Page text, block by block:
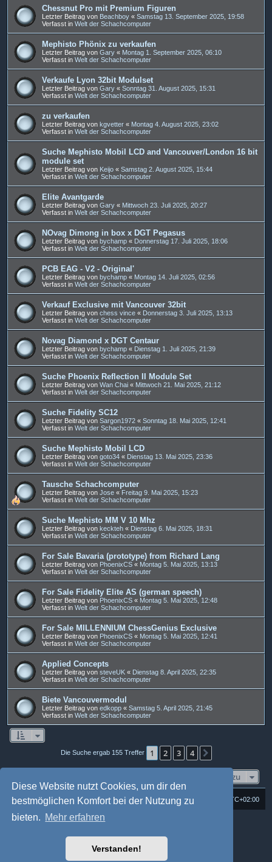
Diese Website nutzt Cookies, um dir den
bestmöglichen Komfort bei der Nutzung zu
bieten. Mehr erfahren
Verstanden!
Chessnut Pro mit Premium Figuren
Letzter Beitrag von Beachboy « Samstag 13. September 2025, 19:58
Verfasst in Welt der Schachcomputer
Mephisto Phönix zu verkaufen
Letzter Beitrag von Gary « Montag 1. September 2025, 06:10
Verfasst in Welt der Schachcomputer
Verkaufe Lyon 32bit Modulset
Letzter Beitrag von Gary « Sonntag 31. August 2025, 15:31
Verfasst in Welt der Schachcomputer
zu verkaufen
Letzter Beitrag von kgvetter « Montag 4. August 2025, 23:02
Verfasst in Welt der Schachcomputer
Suche Mephisto Mobil LCD and Vancouver/London 16 bit
module set
Letzter Beitrag von Keijo « Samstag 2. August 2025, 15:44
Verfasst in Welt der Schachcomputer
Elite Avantgarde
Letzter Beitrag von Gary « Mittwoch 23. Juli 2025, 20:27
Verfasst in Welt der Schachcomputer
NOvag Dimong in box x DGT Pegasus
Letzter Beitrag von bychamp « Donnerstag 17. Juli 2025, 18:06
Verfasst in Welt der Schachcomputer
PCB EAG - V2 - Original'
Letzter Beitrag von bychamp « Montag 14. Juli 2025, 02:56
Verfasst in Welt der Schachcomputer
Verkauf Exclusive mit Vancouver 32bit
Letzter Beitrag von chess vince « Donnerstag 3. Juli 2025, 13:13
Verfasst in Welt der Schachcomputer
Novag Diamond x DGT Centaur
Letzter Beitrag von bychamp « Dienstag 1. Juli 2025, 21:39
Verfasst in Welt der Schachcomputer
Suche Phoenix Reflection II Module Set
Letzter Beitrag von Wan Chai « Mittwoch 21. Mai 2025, 21:12
Verfasst in Welt der Schachcomputer
Suche Fidelity SC12
Letzter Beitrag von Sargon1972 « Sonntag 18. Mai 2025, 12:41
Verfasst in Welt der Schachcomputer
Suche Mephisto Mobil LCD
Letzter Beitrag von goto34 « Dienstag 13. Mai 2025, 23:36
Verfasst in Welt der Schachcomputer
Tausche Schachcomputer
Letzter Beitrag von Jose « Freitag 9. Mai 2025, 15:23
Verfasst in Welt der Schachcomputer
Suche Mephisto MM V 10 Mhz
Letzter Beitrag von keckteh « Dienstag 6. Mai 2025, 18:31
Verfasst in Welt der Schachcomputer
For Sale Bavaria (prototype) from Richard Lang
Letzter Beitrag von PhoenixCS « Montag 5. Mai 2025, 13:13
Verfasst in Welt der Schachcomputer
For Sale Fidelity Elite AS (german speech)
Letzter Beitrag von PhoenixCS « Montag 5. Mai 2025, 12:48
Verfasst in Welt der Schachcomputer
For Sale MILLENNIUM ChessGenius Exclusive
Letzter Beitrag von PhoenixCS « Montag 5. Mai 2025, 12:41
Verfasst in Welt der Schachcomputer
Applied Concepts
Letzter Beitrag von steveUK « Dienstag 8. April 2025, 22:35
Verfasst in Welt der Schachcomputer
Biete Vancouvermodul
Letzter Beitrag von edkopp « Samstag 5. April 2025, 21:45
Verfasst in Welt der Schachcomputer
Die Suche ergab 155 Treffer 1 2 3 4
Gehe zu
Foren-Übersicht Alle Zeiten sind UTC+02:00
Alle Cookies löschen
Powered byphpBB
Style: Multi Design by Joyce&Luna
phpBB-Style-Design
phpBB Two Factor Authentication ©
Datenschutz|Nutzungsbedingungen